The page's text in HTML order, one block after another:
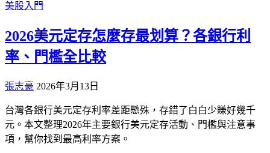
美股入門
2026美元定存怎麼存最划算？各銀行利
率、門檻全比較
張志豪 2026年3月13日
台灣各銀行美元定存利率差距懸殊，存錯了白白少賺好幾千
元。本文整理2026年主要銀行美元定存活動、門檻與注意事
項，幫你找到最高利率方案。